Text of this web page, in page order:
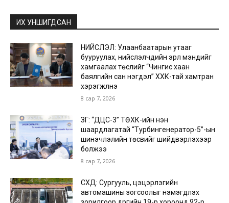
ИХ УНШИГДСАН
НИЙСЛЭЛ: Улаанбаатарын утааг
бууруулах, нийслэлчүүдийн эрүүл мэндийг
хамгаалах төслийг “Чингис хаан
баялгийн сан нэгдэл” ХХК-тай хамтран
хэрэгжүүлнэ
8 сар 7, 2026
ЗГ: “ДЦС-3” ТӨХК-ийн нэн
шаардлагатай “Турбингенератор-5”-ын
шинэчлэлийн төсвийг шийдвэрлэхээр
болжээ
8 сар 7, 2026
СХД: Сургууль, цэцэрлэгийн
автомашины зогсоолыг нэмэгдүүлэх